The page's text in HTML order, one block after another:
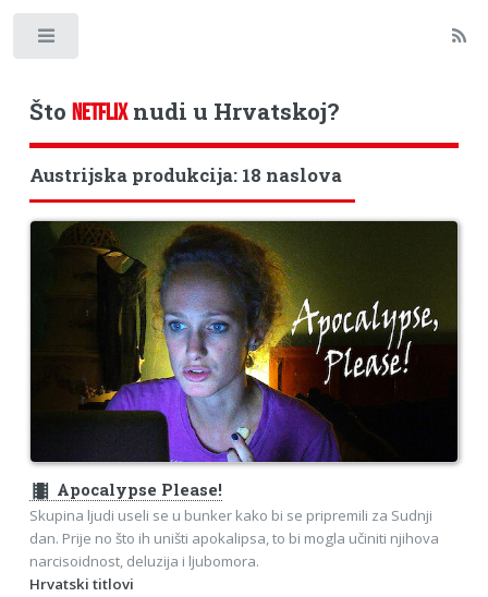
Što NETFLIXnudi u Hrvatskoj?
Austrijska produkcija: 18 naslova
theaters Apocalypse Please!
Skupina ljudi useli se u bunker kako bi se pripremili za Sudnji
dan. Prije no što ih uništi apokalipsa, to bi mogla učiniti njihova
narcisoidnost, deluzija i ljubomora.
Hrvatski titlovi